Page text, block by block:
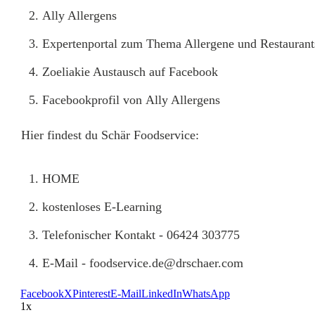
Ally Allergens
Expertenportal zum Thema Allergene und
Zoeliakie Austausch auf Facebook
Facebookprofil von Ally Allergens
Hier findest du Schär Foodservice:
HOME
kostenloses E-Learning
Telefonischer Kontakt - 06424 303775
E-Mail - foodservice.de@drschaer.com
FacebookXPinterestE-MailLinkedInWhatsApp
1x